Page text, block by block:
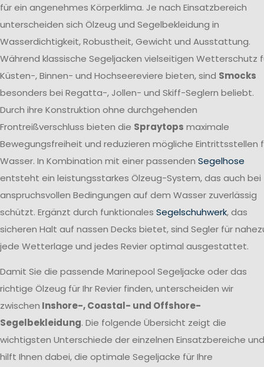
für ein angenehmes Körperklima. Je nach Einsatzbereich
unterscheiden sich Ölzeug und Segelbekleidung in
Wasserdichtigkeit, Robustheit, Gewicht und Ausstattung.
Während klassische Segeljacken vielseitigen Wetterschutz
Küsten-, Binnen- und Hochseereviere bieten, sind Smocks
besonders bei Regatta-, Jollen- und Skiff-Seglern beliebt.
Durch ihre Konstruktion ohne durchgehenden
Frontreißverschluss bieten die Spraytops maximale
Bewegungsfreiheit und reduzieren mögliche Eintrittsstellen
Wasser. In Kombination mit einer passenden Segelhose
entsteht ein leistungsstarkes Ölzeug-System, das auch bei
anspruchsvollen Bedingungen auf dem Wasser zuverlässig
schützt. Ergänzt durch funktionales Segelschuhwerk, das
sicheren Halt auf nassen Decks bietet, sind Segler für
jede Wetterlage und jedes Revier optimal ausgestattet.
Damit Sie die passende Marinepool Segeljacke oder das
richtige Ölzeug für Ihr Revier finden, unterscheiden wir
zwischen Inshore-, Coastal- und Offshore-
Segelbekleidung. Die folgende Übersicht zeigt die
wichtigsten Unterschiede der einzelnen Einsatzbereiche und
hilft Ihnen dabei, die optimale Segeljacke für Ihre